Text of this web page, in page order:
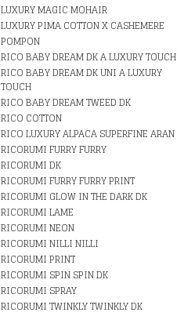
LUXURY MAGIC MOHAIR
LUXURY PIMA COTTON X CASHEMERE
POMPON
RICO BABY DREAM DK A LUXURY TOUCH
RICO BABY DREAM DK UNI A LUXURY
TOUCH
RICO BABY DREAM TWEED DK
RICO COTTON
RICO LUXURY ALPACA SUPERFINE ARAN
RICORUMI FURRY FURRY
RICORUMI DK
RICORUMI FURRY FURRY PRINT
RICORUMI GLOW IN THE DARK DK
RICORUMI LAME
RICORUMI NEON
RICORUMI NILLI NILLI
RICORUMI PRINT
RICORUMI SPIN SPIN DK
RICORUMI SPRAY
RICORUMI TWINKLY TWINKLY DK